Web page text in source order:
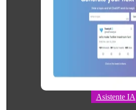
Asistente IA